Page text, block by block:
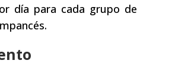
día para cada grupo de